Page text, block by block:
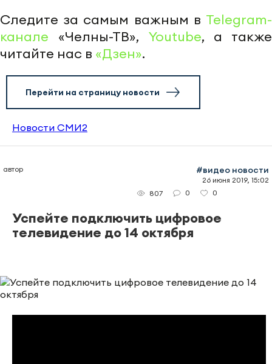
Следите за самым важным в Telegram-
канале «Челны-ТВ», Youtube, а также
читайте нас в «Дзен».
Перейти на страницу новости
Новости СМИ2
автор #видео новости
26 июня 2019, 15:02
807
0 0
Успейте подключить цифровое
телевидение до 14 октября